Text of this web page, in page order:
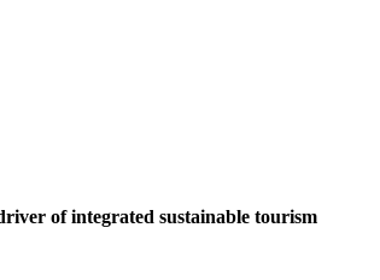
of integrated sustainable tourism